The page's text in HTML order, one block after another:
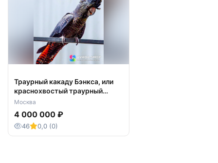
Траурный какаду Бэнкса, или
краснохвостый траурный
какаду - птенцы
Москва
4 000 000 ₽
46 0,0 (0)